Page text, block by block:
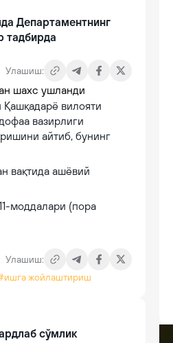
Департаментнинг
тадбирда
Улашиш:
вилояти
вазирлиги
айтиб, бунинг
вақтида ашёвий
моддалари (пора
Улашиш:
жойлаштириш
сўмлик